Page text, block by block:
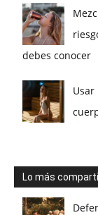
debes conocer
Lo más